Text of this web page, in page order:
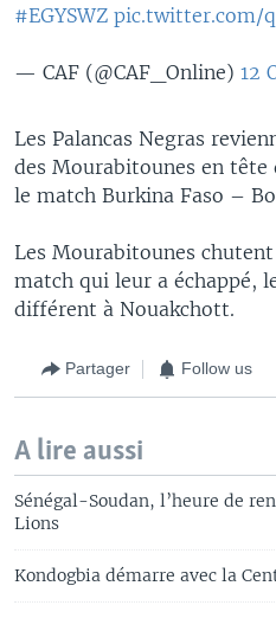
#EGYSWZ pic.twitter.com/
— CAF (@CAF_Online) 12
Les Palancas Negras
des Mourabitounes en
le match Burkina Faso –
Les Mourabitounes
match qui leur a échappé,
différent à Nouakchott.
Partager Follow us
A lire aussi
Sénégal-Soudan, l’heure de
Lions
Kondogbia démarre avec la